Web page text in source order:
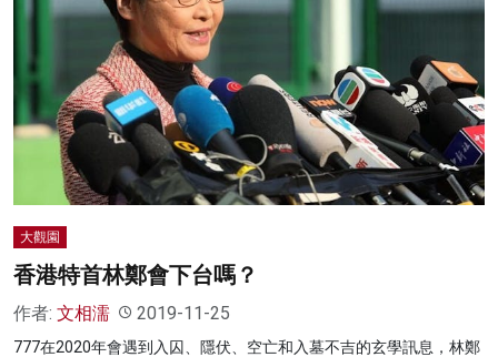
名家榜
灼見活動
關於我們
大觀園
香港特首林鄭會下台嗎？
作者: 文相濡 2019-11-25
777在2020年會遇到入囚、隱伏、空亡和入墓不吉的玄學訊息，林鄭